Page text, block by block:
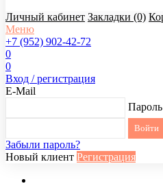
Личный кабинет Закладки (0)
Меню
+7 (952) 902-42-72
0
0
Вход / регистрация
E-Mail
Пароль
Забыли пароль?
Новый клиент Регистрация